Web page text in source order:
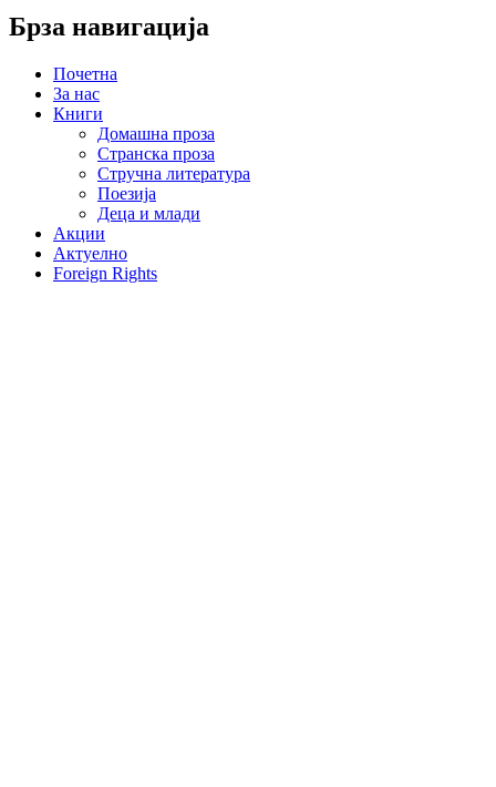
Брза навигација
Почетна
За нас
Книги
Домашна проза
Странска проза
Стручна литература
Поезија
Деца и млади
Акции
Актуелно
Foreign Rights